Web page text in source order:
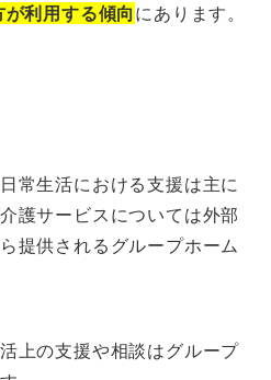
利用する傾向にあります。
常生活における支援は主に
護サービスについては外部
提供されるグループホーム
上の支援や相談はグループ